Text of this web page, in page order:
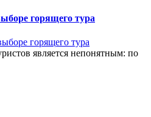
горящего тура
является непонятным: по